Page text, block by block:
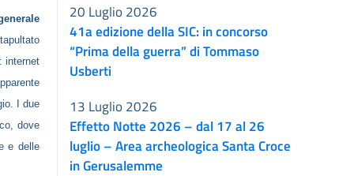
internet
I due
dove
e delle
41a edizione della SIC: in concorso
“Prima della guerra” di Tommaso
Usberti
20 Luglio 2026
Effetto Notte 2026 – dal 17 al 26
luglio – Area archeologica Santa Croce
in Gerusalemme
13 Luglio 2026